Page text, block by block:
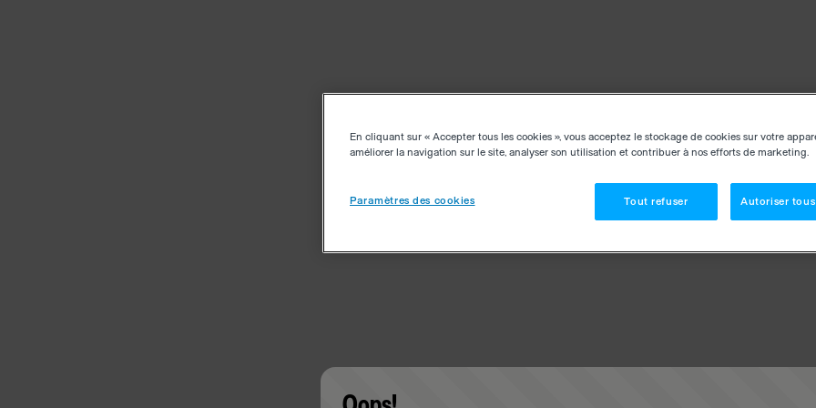
En cliquant sur « Accepter tous les cookies », vous acceptez le stockage de cookies sur votre
améliorer la navigation sur le site, analyser son utilisation et contribuer à nos efforts de marketing.
Paramètres des cookies Tout refuser Autoriser